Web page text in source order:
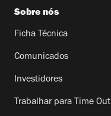
Sobre nós
Ficha Técnica
Comunicados
Investidores
Trabalhar para Time Out